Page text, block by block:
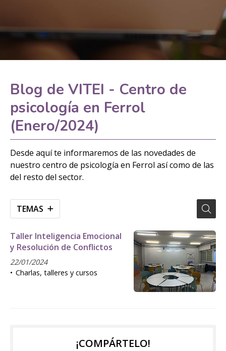
Blog de VITEI - Centro de
psicología en Ferrol
(Enero/2024)
Desde aquí te informaremos de las novedades de
nuestro centro de psicología en Ferrol así como de las
del resto del sector.
TEMAS
Taller Inteligencia Emocional
y Resolución de Conflictos
22/01/2024
Charlas, talleres y cursos
¡COMPÁRTELO!